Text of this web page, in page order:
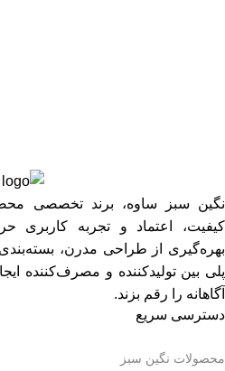
نگین سبز ساوه، برند تخصصی
کیفیت، اعتماد و تجربه کاربری
بهره‌گیری از طراحی مدرن، بسته‌بندی
پلی بین تولیدکننده و مصرف‌کننده
آگاهانه را رقم بزند.
دسترسی سریع
محصولات نگین سبز